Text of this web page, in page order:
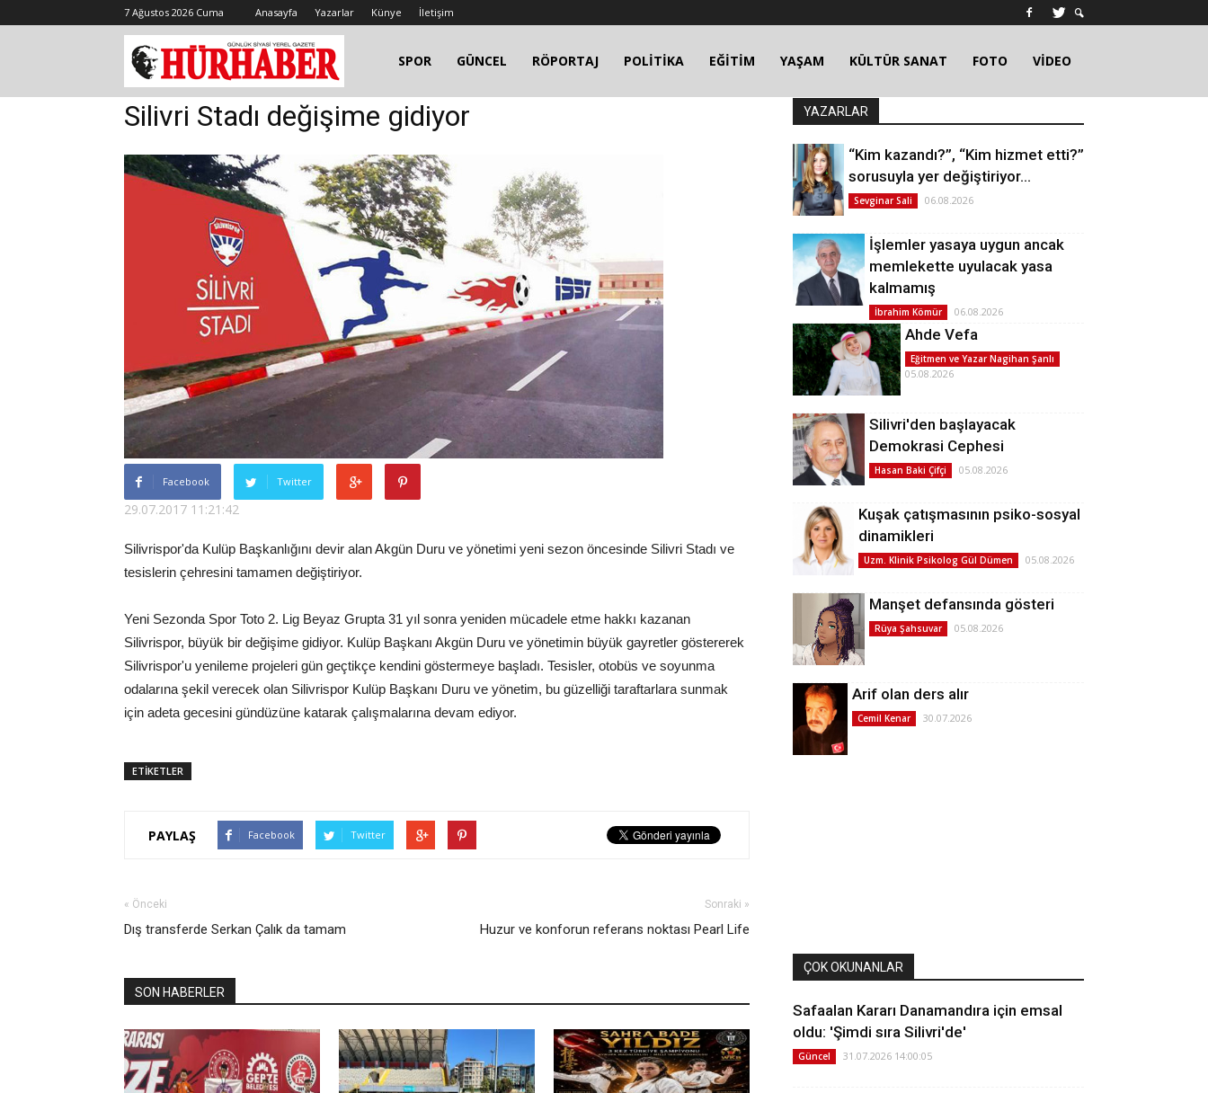
7 Ağustos 2026 Cuma Anasayfa Yazarlar Künye İletişim
SPOR GÜNCEL RÖPORTAJ POLİTİKA EĞİTİM YAŞAM KÜLTÜR SANAT FOTO VİDEO
Silivri Stadı değişime gidiyor
Facebook Twitter
29.07.2017 11:21:42
Silivrispor'da Kulüp Başkanlığını devir alan Akgün Duru ve yönetimi yeni sezon öncesinde Silivri Stadı ve
tesislerin çehresini tamamen değiştiriyor.
Yeni Sezonda Spor Toto 2. Lig Beyaz Grupta 31 yıl sonra yeniden mücadele etme hakkı kazanan
Silivrispor, büyük bir değişime gidiyor. Kulüp Başkanı Akgün Duru ve yönetimin büyük gayretler göstererek
Silivrispor'u yenileme projeleri gün geçtikçe kendini göstermeye başladı. Tesisler, otobüs ve soyunma
odalarına şekil verecek olan Silivrispor Kulüp Başkanı Duru ve yönetim, bu güzelliği taraftarlara sunmak
için adeta gecesini gündüzüne katarak çalışmalarına devam ediyor.
ETİKETLER
PAYLAŞ Facebook Twitter
« Önceki
Dış transferde Serkan Çalık da tamam
Sonraki »
Huzur ve konforun referans noktası Pearl Life
SON HABERLER
YAZARLAR
“Kim kazandı?”, “Kim hizmet etti?”
sorusuyla yer değiştiriyor…
Sevginar Sali 06.08.2026
İşlemler yasaya uygun ancak
memlekette uyulacak yasa
kalmamış
İbrahim Kömür 06.08.2026
Ahde Vefa
Eğitmen ve Yazar Nagihan Şanlı
05.08.2026
Silivri'den başlayacak
Demokrasi Cephesi
Hasan Baki Çifçi 05.08.2026
Kuşak çatışmasının psiko-sosyal
dinamikleri
Uzm. Klinik Psikolog Gül Dümen 05.08.2026
Manşet defansında gösteri
Rüya Şahsuvar 05.08.2026
Arif olan ders alır
Cemil Kenar 30.07.2026
ÇOK OKUNANLAR
Safaalan Kararı Danamandıra için emsal
oldu: 'Şimdi sıra Silivri'de'
Güncel 31.07.2026 14:00:05